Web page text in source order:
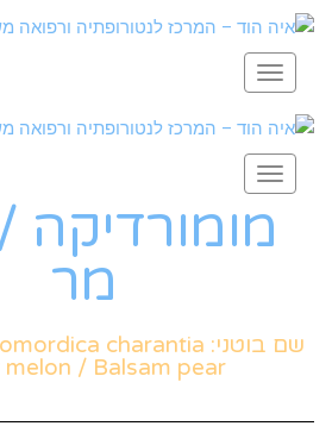
תפריט
תפריט
מומורדיקה
מר
melon / Balsam pear